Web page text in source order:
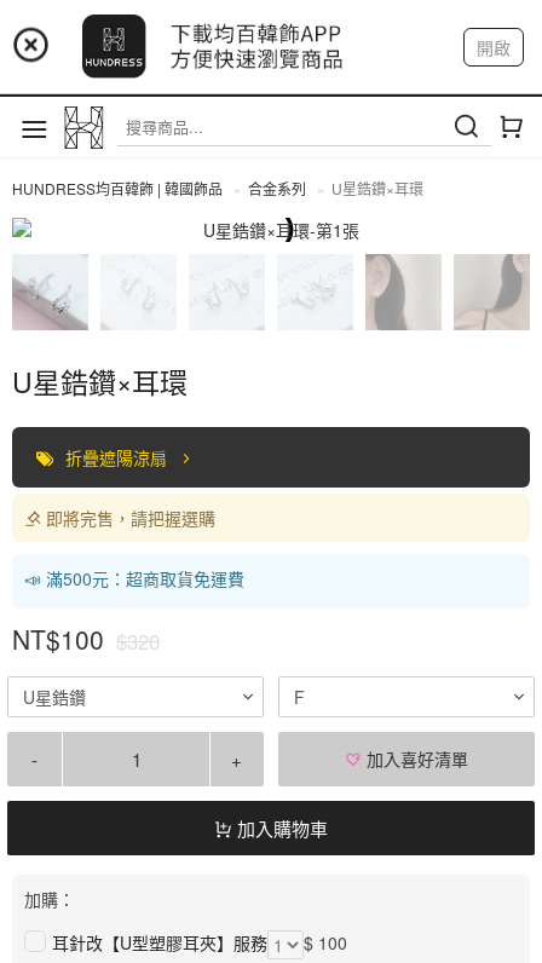
📢 市集預告：9/12-9/13 八里海巡基地
📢 市集預告：8/22-8/23 桃園青埔置地廣場
開啟
註冊 我的帳戶
HUNDRESS均百韓飾 | 韓國飾品 合金系列 U星鋯鑽×耳環
U星鋯鑽×耳環
折疊遮陽涼扇
即將完售，請把握選購
📣 滿500元：超商取貨免運費
NT$100 $320
U星鋯鑽 F
- + 加入喜好清單
加入購物車
加購：
耳針改【U型塑膠耳夾】服務
$ 100